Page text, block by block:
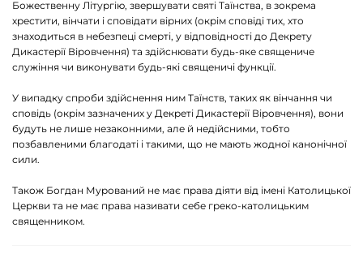
Божественну Літургію, звершувати святі Таїнства, в зокрема
хрестити, вінчати і сповідати вірних (окрім сповіді тих, хто
знаходиться в небезпеці смерті, у відповідності до Декрету
Дикастерії Віровчення) та здійснювати будь-яке священиче
служіння чи виконувати будь-які священичі функції.
У випадку спроби здійснення ним Таїнств, таких як вінчання чи
сповідь (окрім зазначених у Декреті Дикастерії Віровчення), вони
будуть не лише незаконними, але й недійсними, тобто
позбавленими благодаті і такими, що не мають жодної канонічної
сили.
Також Богдан Мурований не має права діяти від імені Католицької
Церкви та не має права називати себе греко-католицьким
священником.